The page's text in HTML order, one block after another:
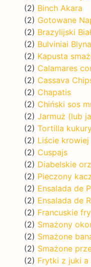
(2) Binch Akara
(2) Gotowane
(2) Brazylijski
(2) Bulviniai
(2) Kapusta
(2) Calamares
(2) Cassava
(2) Chapatis
(2) Chiński sos
(2) Jarmuż (lub
(2) Tortilla
(2) Liście
(2) Cuspajs
(2) Diabelskie
(2) Pieczony
(2) Ensalada de
(2) Ensalada de
(2) Francuskie
(2) Smażony
(2) Smażone
(2) Smażone
(2) Frytki z juki a